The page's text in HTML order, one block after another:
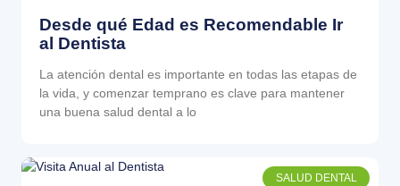
Desde qué Edad es Recomendable Ir
al Dentista
La atención dental es importante en todas las etapas de
la vida, y comenzar temprano es clave para mantener
una buena salud dental a lo
SALUD DENTAL